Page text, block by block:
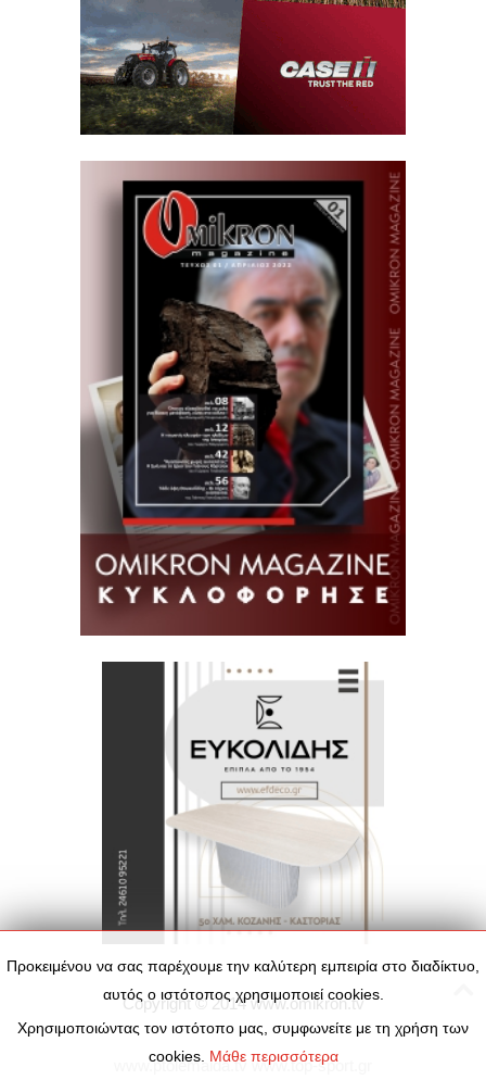
Προκειμένου να σας παρέχουμε την καλύτερη εμπειρία στο διαδίκτυο,
αυτός ο ιστότοπος χρησιμοποιεί cookies.
Χρησιμοποιώντας τον ιστότοπο μας, συμφωνείτε με τη χρήση των
cookies. Μάθε περισσότερα
Copyright © 2014www.omikron.tv
www.ptolemaida.tv www.top-sport.gr